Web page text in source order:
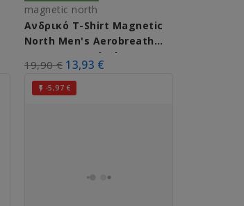
magnetic north
Ανδρικό T-Shirt Magnetic
North Men's Aerobreath
Tee A61012 (Black)
19,90 € 13,93 €
 -5,97 €